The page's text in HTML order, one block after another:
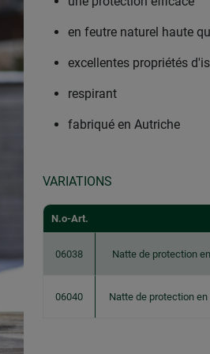
en feutre naturel haute
excellentes propriétés
respirant
fabriqué en Autriche
VARIATIONS
N.o-Art.
06038 Natte de protection
06040 Natte de protection